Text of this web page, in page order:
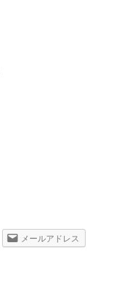
メールアドレス